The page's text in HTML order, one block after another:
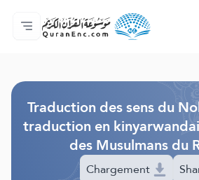
Accueil
Index des traductions
Audio
Services des
Autour du projet
Nous contacter
Langue
Traduction des sens du
traduction en
des Musulmans du
Chargement